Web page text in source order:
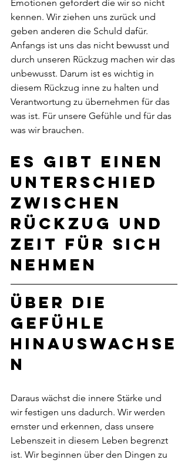
Emotionen gefordert die wir so nicht
kennen. Wir ziehen uns zurück und
geben anderen die Schuld dafür.
Anfangs ist uns das nicht bewusst und
durch unseren Rückzug machen wir das
unbewusst. Darum ist es wichtig in
diesem Rückzug inne zu halten und
Verantwortung zu übernehmen für das
was ist. Für unsere Gefühle und für das
was wir brauchen.
Es gibt einen
Unterschied
zwischen
Rückzug und
Zeit für sich
nehmen
Über die
Gefühle
hinauswachse
n
Daraus wächst die innere Stärke und
wir festigen uns dadurch. Wir werden
ernster und erkennen, dass unsere
Lebenszeit in diesem Leben begrenzt
ist. Wir beginnen über den Dingen zu